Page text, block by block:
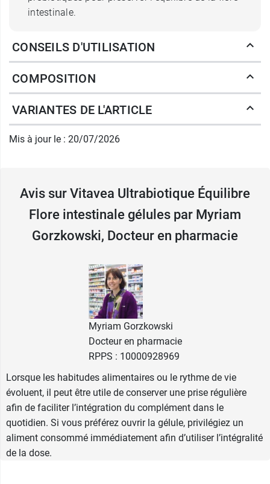
intestinale.
5 souches probiotiques documentées
meilleures souches de ferments lactiques.
probiotiques.
Des souchesscientifiquement
documentées.
l'intestin.
Une
capacité d'adhésionaux cellules
épithéliales pour une bonne colonisation
intestinale.
qualité pour le bien-être de tous.
L'expert du microbiote
Gélules végétales.
Produit en France.
Posologie d'Ultrabiotique Equilibre
flore intestinale
1 gélule par jour à avaler avec un verre d'eau,
de préférence pendant un repas.
Il est possible d'ouvrir la gélule et de mélanger la
CONSEILS D'UTILISATION
COMPOSITION
VARIANTES DE L'ARTICLE
Mis à jour le : 20/07/2026
Avis sur Vitavea Ultrabiotique Équilibre
Flore intestinale gélules par Myriam
Gorzkowski, Docteur en pharmacie
Myriam Gorzkowski
Docteur en pharmacie
RPPS : 10000928969
Lorsque les habitudes alimentaires ou le rythme de vie
évoluent, il peut être utile de conserver une prise régulière
afin de faciliter l’intégration du complément dans le
quotidien. Si vous préférez ouvrir la gélule, privilégiez un
aliment consommé immédiatement afin d’utiliser l’intégralité
de la dose.